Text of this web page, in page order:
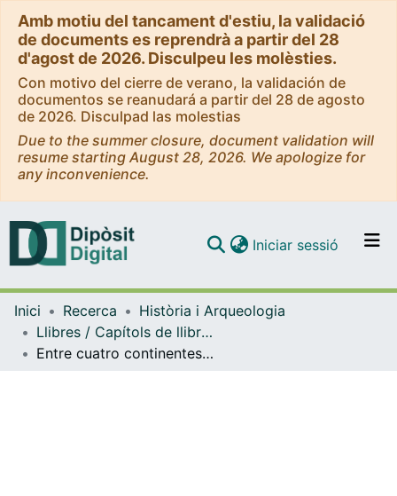
Amb motiu del tancament d'estiu, la validació
de documents es reprendrà a partir del 28
d'agost de 2026. Disculpeu les molèsties.
Con motivo del cierre de verano, la validación de
documentos se reanudará a partir del 28 de agosto
de 2026. Disculpad las molestias
Due to the summer closure, document validation will
resume starting August 28, 2026. We apologize for
any inconvenience.
Navega per tot el DD
Iniciar sessió (current)
Inici Recerca
Història i Arqueologia
Llibres / Capítols de llibre (Història i Arqueologia)
Entre cuatro continentes. América Latina y las migraciones, siglos XXI-XXI